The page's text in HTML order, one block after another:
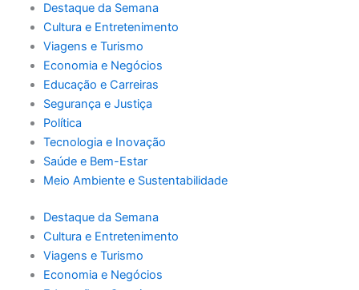
Destaque da Semana
Cultura e Entretenimento
Viagens e Turismo
Economia e Negócios
Educação e Carreiras
Segurança e Justiça
Política
Tecnologia e Inovação
Saúde e Bem-Estar
Meio Ambiente e Sustentabilidade
Destaque da Semana
Cultura e Entretenimento
Viagens e Turismo
Economia e Negócios